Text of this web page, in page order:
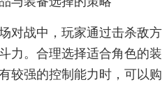
对战中，玩家通过击杀敌
力。合理选择适合角色的
较强的控制能力时，可以